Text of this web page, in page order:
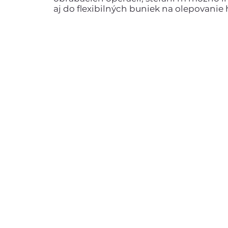
aj do flexibilných buniek na olepovanie